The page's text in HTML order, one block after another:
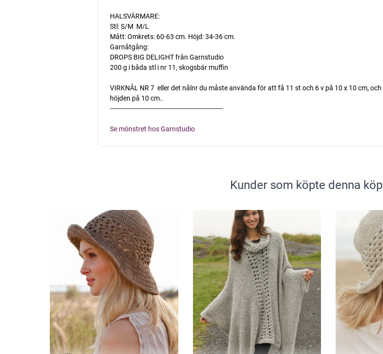
HALSVÄRMARE:
Stl: S/M  M/L
Mått: Omkrets: 60-63 cm. Höjd: 34-36 cm.
Garnåtgång:
DROPS BIG DELIGHT från Garnstudio
200 g i båda stl i nr 11, skogsbär muffin
VIRKNÅL NR 7  eller det nålnr du måste använda för att få 11 st och 6 v på 10 x 10 cm,
höjden på 10 cm..
----------------------------------------------------------
Se mönstret hos Garnstudio
Kunder som köpte denna